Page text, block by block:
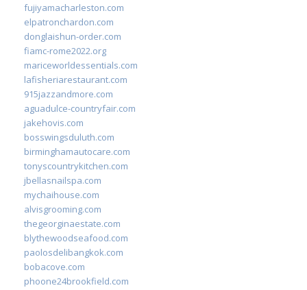
fujiyamacharleston.com
elpatronchardon.com
donglaishun-order.com
fiamc-rome2022.org
mariceworldessentials.com
lafisheriarestaurant.com
915jazzandmore.com
aguadulce-countryfair.com
jakehovis.com
bosswingsduluth.com
birminghamautocare.com
tonyscountrykitchen.com
jbellasnailspa.com
mychaihouse.com
alvisgrooming.com
thegeorginaestate.com
blythewoodseafood.com
paolosdelibangkok.com
bobacove.com
phoone24brookfield.com